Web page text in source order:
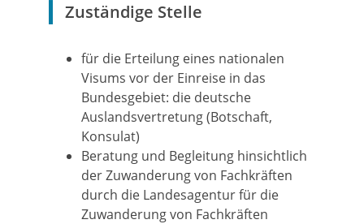
Zuständige Stelle
für die Erteilung eines nationalen
Visums vor der Einreise in das
Bundesgebiet: die deutsche
Auslandsvertretung (Botschaft,
Konsulat)
Beratung und Begleitung hinsichtlich
der Zuwanderung von Fachkräften
durch die Landesagentur für die
Zuwanderung von Fachkräften